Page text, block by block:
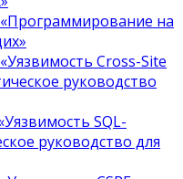
на
Cross-Site
руководство
SQL-
руководство для